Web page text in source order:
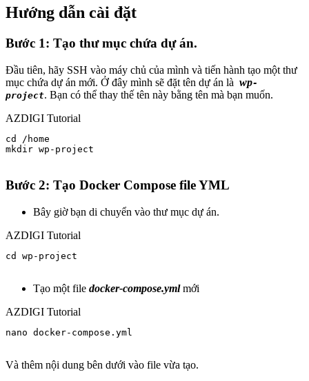
Hướng dẫn cài đặt
Bước 1: Tạo thư mục chứa dự án.
Đầu tiên, hãy SSH vào máy chủ của mình và tiến hành tạo một thư
mục chứa dự án mới. Ở đây mình sẽ đặt tên dự án là wp-
project. Bạn có thể thay thế tên này bằng tên mà bạn muốn.
AZDIGI Tutorial
cd /home
mkdir wp-project
Bước 2: Tạo Docker Compose file YML
Bây giờ bạn di chuyển vào thư mục dự án.
AZDIGI Tutorial
cd wp-project
Tạo một file docker-compose.ymlmới
AZDIGI Tutorial
nano docker-compose.yml
Và thêm nội dung bên dưới vào file vừa tạo.